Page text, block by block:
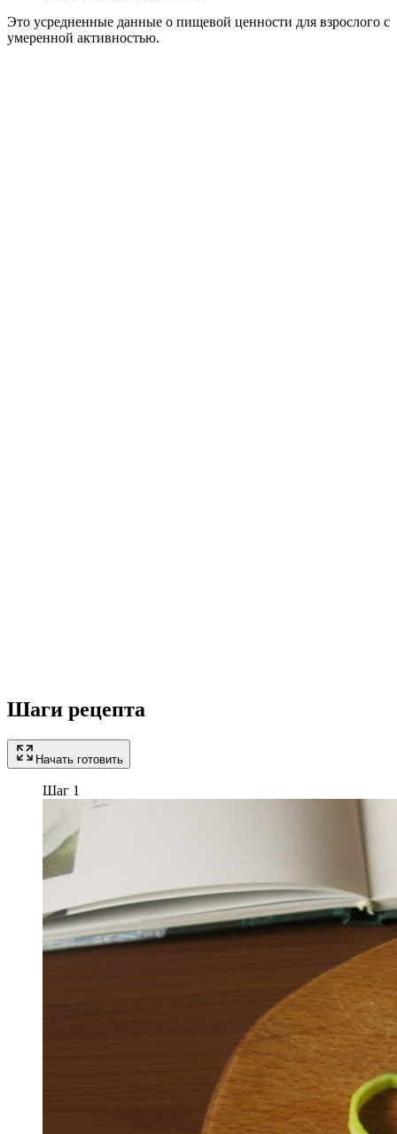
Это усредненные данные о пищевой ценности для взрослого с
умеренной активностью.
Шаги рецепта
Начать готовить
Шаг 1